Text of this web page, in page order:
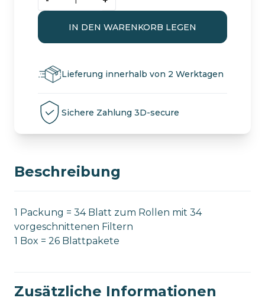
Black
King
Slim
+
quantity
IN DEN WARENKORB LEGEN
Lieferung innerhalb von 2 Werktagen
Sichere Zahlung 3D-secure
Beschreibung
1 Packung = 34 Blatt zum Rollen mit 34
vorgeschnittenen Filtern
1 Box = 26 Blattpakete
Zusätzliche Informationen